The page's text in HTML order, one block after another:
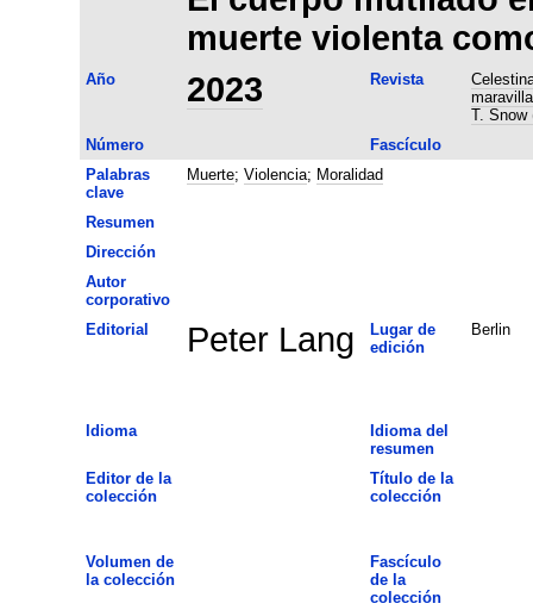
muerte violenta
Año 2023 Revista
T. Snow
Número
Fascículo
Palabras
clave
Muerte; Violencia; Moralidad
Resumen
Dirección
Autor
corporativo
Editorial
Peter Lang
Lugar de
edición
Berlin
Idioma
Idioma del
resumen
Editor de la
colección
Título de la
colección
Volumen de
la colección
Fascículo
de la
colección